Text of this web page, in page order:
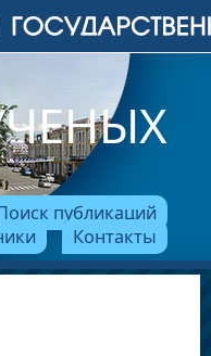
публикаций
Контакты